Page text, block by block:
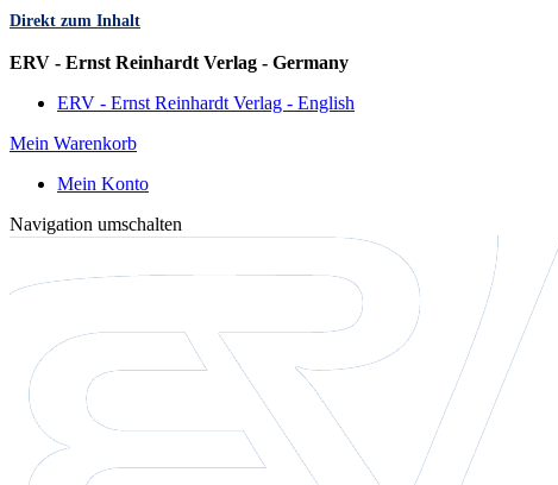
Direkt zum Inhalt
ERV - Ernst Reinhardt Verlag - Germany
ERV - Ernst Reinhardt Verlag - English
Mein Warenkorb
Mein Konto
Navigation umschalten